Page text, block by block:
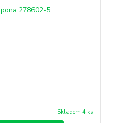
Skladem 4 ks